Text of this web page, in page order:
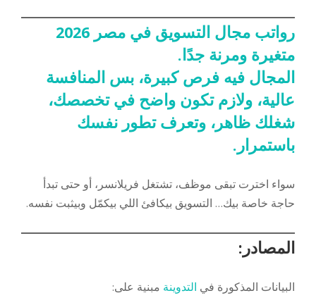
رواتب مجال التسويق في مصر 2026
متغيرة ومرنة جدًا.
المجال فيه فرص كبيرة، بس المنافسة
عالية، ولازم تكون واضح في تخصصك،
شغلك ظاهر، وتعرف تطور نفسك
باستمرار.
سواء اخترت تبقى موظف، تشتغل فريلانسر، أو حتى تبدأ
حاجة خاصة بيك… التسويق بيكافئ اللي بيكمّل وبيثبت نفسه.
المصادر:
البيانات المذكورة في التدوينة مبنية على: